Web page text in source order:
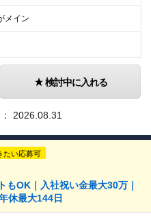
メイン
検討中に入れる
2026.08.31
たい応募可
もOK｜入社祝い金最大30万｜
休最大144日